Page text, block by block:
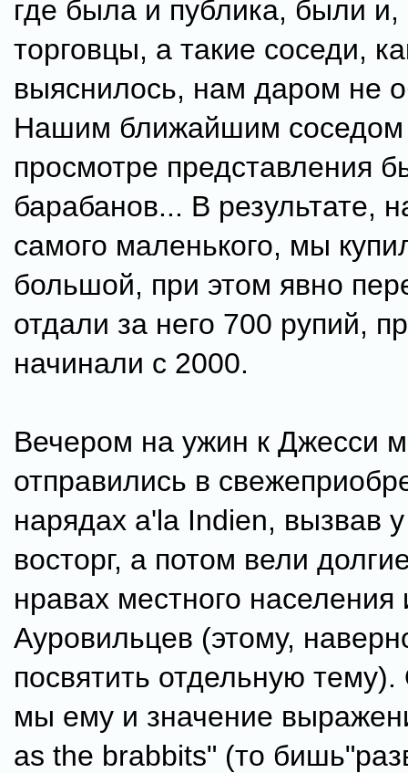
где была и публика, были и,
торговцы, а такие соседи,
выяснилось, нам даром не
Нашим ближайшим соседом
просмотре представления
барабанов... В результате,
самого маленького, мы
большой, при этом явно
отдали за него 700 рупий,
начинали с 2000.
Вечером на ужин к Джесси
отправились в
нарядах a'la Indien, вызвав у
восторг, а потом вели
нравах местного населения
Ауровильцев (этому,
посвятить отдельную
мы ему и значение
as the brabbits" (то